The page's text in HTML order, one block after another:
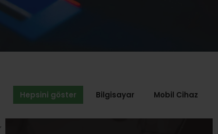
Hepsini göster Bilgisayar Mobil Cihaz
,